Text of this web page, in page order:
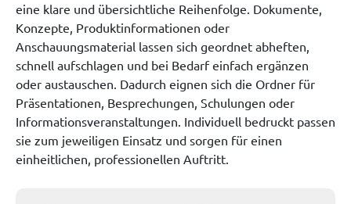
eine klare und übersichtliche Reihenfolge. Dokumente,
Konzepte, Produktinformationen oder
Anschauungsmaterial lassen sich geordnet abheften,
schnell aufschlagen und bei Bedarf einfach ergänzen
oder austauschen. Dadurch eignen sich die Ordner für
Präsentationen, Besprechungen, Schulungen oder
Informationsveranstaltungen. Individuell bedruckt passen
sie zum jeweiligen Einsatz und sorgen für einen
einheitlichen, professionellen Auftritt.